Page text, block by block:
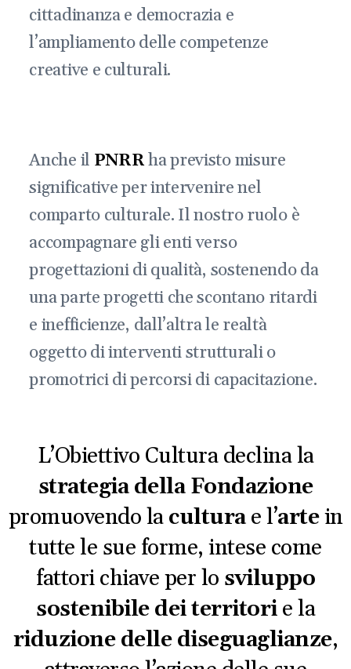
cittadinanza e democrazia e
l’ampliamento delle competenze
creative e culturali.
Anche il PNRRha previsto misure
significative per intervenire nel
comparto culturale. Il nostro ruolo è
accompagnare gli enti verso
progettazioni di qualità, sostenendo da
una parte progetti che scontano ritardi
e inefficienze, dall’altra le realtà
oggetto di interventi strutturali o
promotrici di percorsi di capacitazione.
L’Obiettivo Cultura declina la
strategia della Fondazione
promuovendo laculturae l’artein
tutte le sue forme, intese come
fattori chiave per lo sviluppo
sostenibile dei territorie la
riduzione delle diseguaglianze,